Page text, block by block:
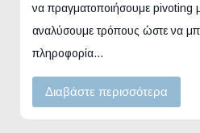
να πραγματοποιήσουμε
αναλύσουμε τρόπους ώστε να
πληροφορία…
Διαβάστε περισσότερα